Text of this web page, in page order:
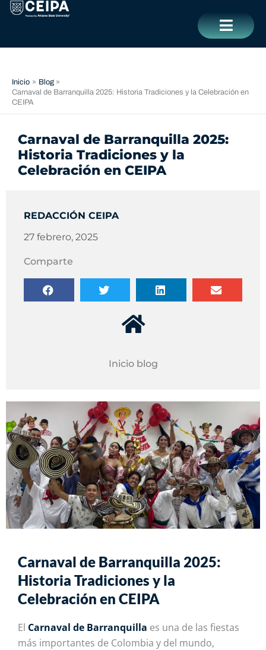
contenido
Inicio
Blog
Carnaval de Barranquilla 2025: Historia Tradiciones y la Celebración en
CEIPA
Carnaval de Barranquilla 2025:
Historia Tradiciones y la
Celebración en CEIPA
REDACCIÓN CEIPA
27 febrero, 2025
Comparte
Inicio blog
Carnaval de Barranquilla 2025:
Historia Tradiciones y la
Celebración en CEIPA
El Carnaval de Barranquilla es una de las fiestas
más importantes de Colombia y del mundo,